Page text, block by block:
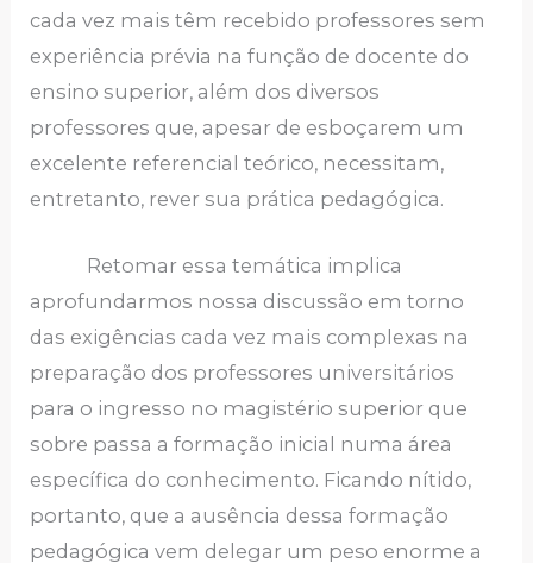
cada vez mais têm recebido professores sem
experiência prévia na função de docente do
ensino superior, além dos diversos
professores que, apesar de esboçarem um
excelente referencial teórico, necessitam,
entretanto, rever sua prática pedagógica.
Retomar essa temática implica
aprofundarmos nossa discussão em torno
das exigências cada vez mais complexas na
preparação dos professores universitários
para o ingresso no magistério superior que
sobre passa a formação inicial numa área
específica do conhecimento. Ficando nítido,
portanto, que a ausência dessa formação
pedagógica vem delegar um peso enorme a